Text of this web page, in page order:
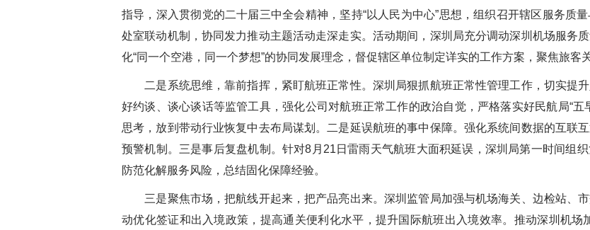
指导，深入贯彻党的二十届三中全会精神，坚持“以人民为中心”思想，组织召开辖区服务质
处室联动机制，协同发力推动主题活动走深走实。活动期间， 深圳 局充分调动深圳机场服务
化“同一个空港，同一个梦想”的协同发展理念，督促辖区单位制定详实的工作方案，聚焦旅客
二是系统思维，靠前指挥，紧盯航班正常性。 深圳 局狠抓航班正常性管理工作，切实提
好约谈、谈心谈话等监管工具，强化公司对航班正常工作的政治自觉，严格落实好民航局“
思考，放到带动行业恢复中去布局谋划。二是延误航班的事中保障。强化系统间数据的互联
预警机制。三是事后复盘机制。针对8月21日雷雨天气航班大面积延误， 深圳 局第一时间组
防范化解服务风险，总结固化保障经验。
三是聚焦市场，把航线开起来，把产品亮出来。深圳监管局加强与机场海关、边检站、
动优化签证和出入境政策，提高通关便利化水平，提升国际航班出入境效率。推动深圳机场